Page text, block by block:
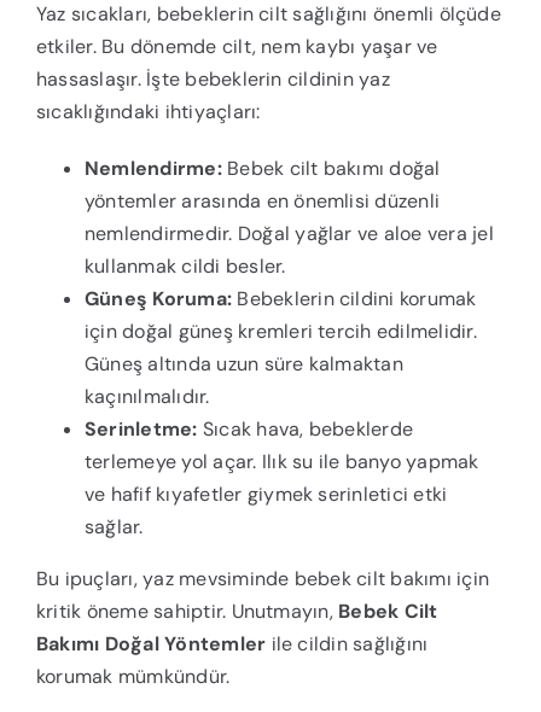
Yaz sıcakları, bebeklerin cilt sağlığını önemli ölçüde
etkiler. Bu dönemde cilt, nem kaybı yaşar ve
hassaslaşır. İşte bebeklerin cildinin yaz
sıcaklığındaki ihtiyaçları:
Nemlendirme:Bebek cilt bakımı doğal
yöntemler arasında en önemlisi düzenli
nemlendirmedir. Doğal yağlar ve aloe vera jel
kullanmak cildi besler.
Güneş Koruma: Bebeklerin cildini korumak
için doğal güneş kremleri tercih edilmelidir.
Güneş altında uzun süre kalmaktan
kaçınılmalıdır.
Serinletme: Sıcak hava, bebeklerde
terlemeye yol açar. Ilık su ile banyo yapmak
ve hafif kıyafetler giymek serinletici etki
sağlar.
Bu ipuçları, yaz mevsiminde bebek cilt bakımı için
kritik öneme sahiptir. Unutmayın, Bebek Cilt
Bakımı Doğal Yöntemler ile cildin sağlığını
korumak mümkündür.